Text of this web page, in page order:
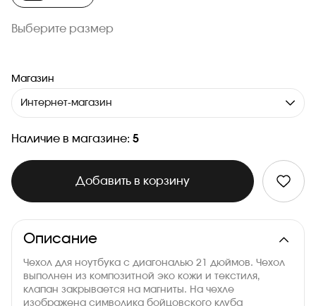
Выберите размер
Магазин
Интернет-магазин
Наличие в магазине: 5
Добавить в корзину
Описание
Чехол для ноутбука с диагональю 21 дюймов. Чехол
выполнен из композитной эко кожи и текстиля,
клапан закрывается на магниты. На чехле
изображена символика бойцовского клуба